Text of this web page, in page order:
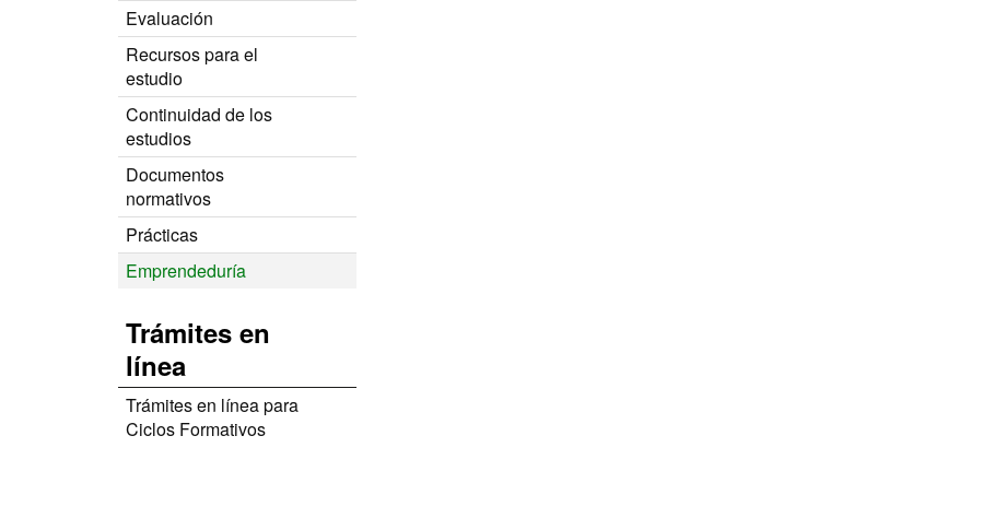
Evaluación
Recursos para el
estudio
Continuidad de los
estudios
Documentos
normativos
Prácticas
Emprendeduría
Trámites en
línea
Trámites en línea para
Ciclos Formativos